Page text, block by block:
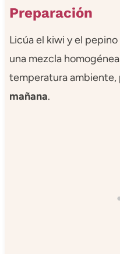
Preparación
Licúa el kiwi y el
una mezcla
temperatura ambiente,
mañana.